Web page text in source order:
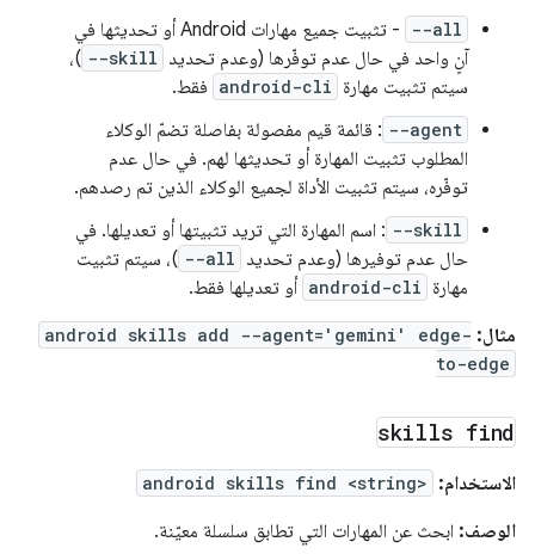
--all
- تثبيت جميع مهارات Android أو تحديثها في
آنٍ واحد في حال عدم توفّرها (وعدم تحديد --skill )،
سيتم تثبيت مهارة android-cli فقط.
--agent : قائمة قيم مفصولة بفاصلة تضمّ الوكلاء
المطلوب تثبيت المهارة أو تحديثها لهم. في حال عدم
توفّره، سيتم تثبيت الأداة لجميع الوكلاء الذين تم رصدهم.
--skill : اسم المهارة التي تريد تثبيتها أو تعديلها. في
حال عدم توفيرها (وعدم تحديد --all )، سيتم تثبيت
مهارة android-cli أو تعديلها فقط.
مثال: android skills add --agent='gemini' edge-
to-edge
skills find
الاستخدام: android skills find <string>
الوصف: ابحث عن المهارات التي تطابق سلسلة معيّنة.